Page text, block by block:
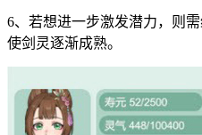
6、若想进一步激发潜力，则
使剑灵逐渐成熟。